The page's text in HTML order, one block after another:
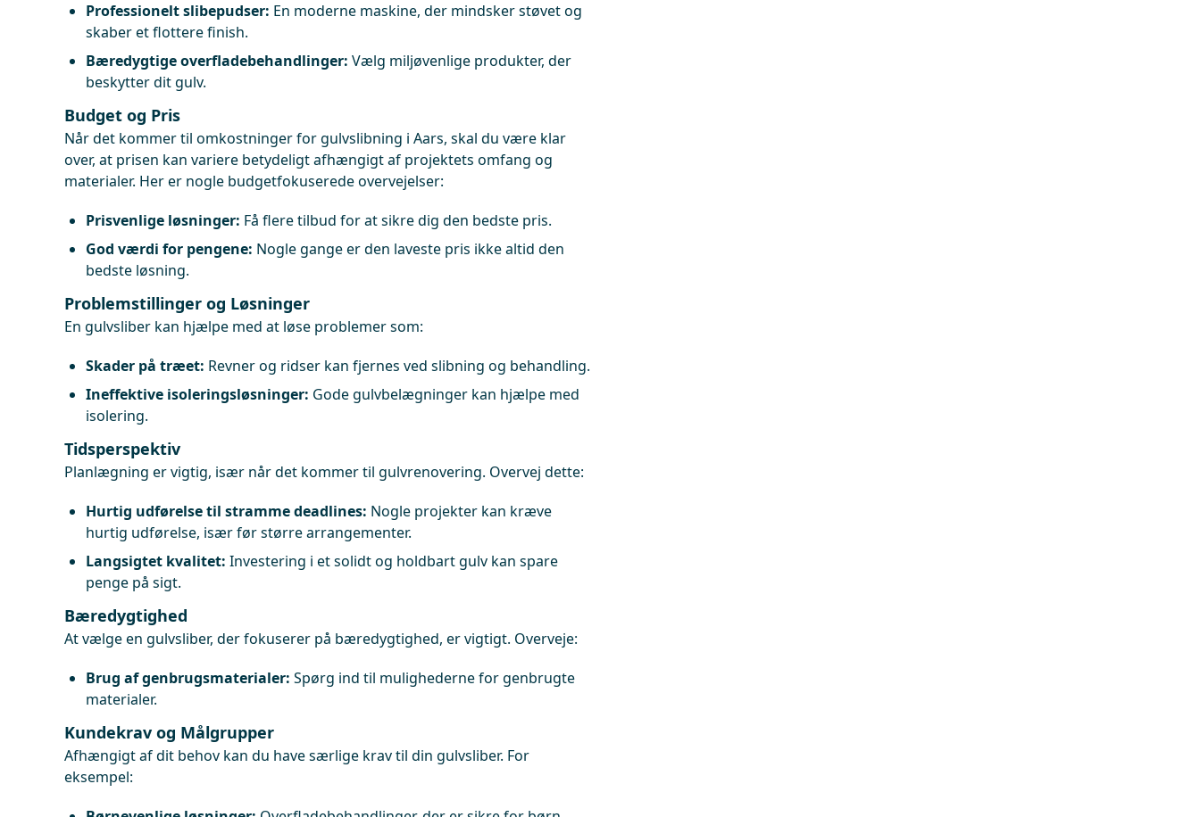
Professionelt slibepudser: En moderne maskine, der mindsker støvet og
skaber et flottere finish.
Bæredygtige overfladebehandlinger: Vælg miljøvenlige produkter, der
beskytter dit gulv.
Budget og Pris
Når det kommer til omkostninger for gulvslibning i Aars, skal du være klar
over, at prisen kan variere betydeligt afhængigt af projektets omfang og
materialer. Her er nogle budgetfokuserede overvejelser:
Prisvenlige løsninger: Få flere tilbud for at sikre dig den bedste pris.
God værdi for pengene: Nogle gange er den laveste pris ikke altid den
bedste løsning.
Problemstillinger og Løsninger
En gulvsliber kan hjælpe med at løse problemer som:
Skader på træet: Revner og ridser kan fjernes ved slibning og behandling.
Ineffektive isoleringsløsninger: Gode gulvbelægninger kan hjælpe med
isolering.
Tidsperspektiv
Planlægning er vigtig, især når det kommer til gulvrenovering. Overvej dette:
Hurtig udførelse til stramme deadlines: Nogle projekter kan kræve
hurtig udførelse, især før større arrangementer.
Langsigtet kvalitet: Investering i et solidt og holdbart gulv kan spare
penge på sigt.
Bæredygtighed
At vælge en gulvsliber, der fokuserer på bæredygtighed, er vigtigt. Overveje:
Brug af genbrugsmaterialer: Spørg ind til mulighederne for genbrugte
materialer.
Kundekrav og Målgrupper
Afhængigt af dit behov kan du have særlige krav til din gulvsliber. For
eksempel: